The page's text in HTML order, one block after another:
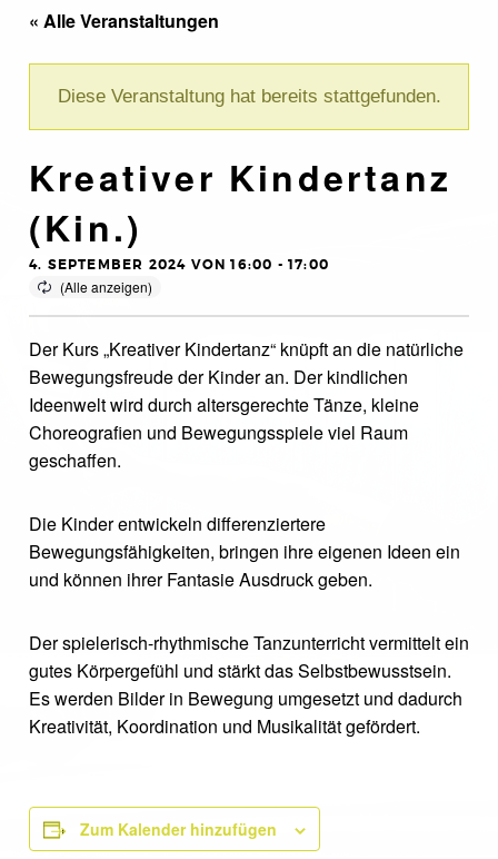
« Alle Veranstaltungen
Diese Veranstaltung hat bereits stattgefunden.
Kreativer Kindertanz
(Kin.)
4. SEPTEMBER 2024 VON 16:00 -17:00
Der Kurs „Kreativer Kindertanz“ knüpft an die natürliche
Bewegungsfreude der Kinder an. Der kindlichen
Ideenwelt wird durch altersgerechte Tänze, kleine
Choreografien und Bewegungsspiele viel Raum
geschaffen.
Die Kinder entwickeln differenziertere
Bewegungsfähigkeiten, bringen ihre eigenen Ideen ein
und können ihrer Fantasie Ausdruck geben.
Der spielerisch-rhythmische Tanzunterricht vermittelt ein
gutes Körpergefühl und stärkt das Selbstbewusstsein.
Es werden Bilder in Bewegung umgesetzt und dadurch
Kreativität, Koordination und Musikalität gefördert.
Zum Kalender hinzufügen